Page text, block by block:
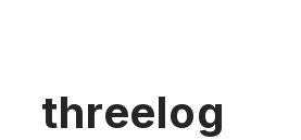
threelog